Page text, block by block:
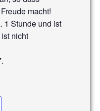
macht!
1 Stunde und ist
nicht